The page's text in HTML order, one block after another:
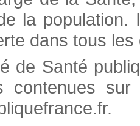
la
dans tous
de Santé
contenues